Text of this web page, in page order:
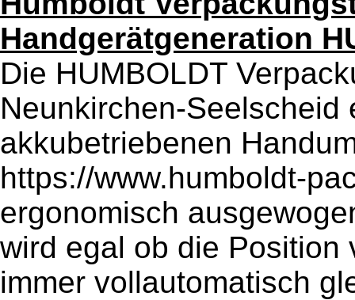
Handgerätgeneration
Die HUMBOLDT
Neunkirchen-Seelscheid
akkubetriebenen
https://www.humboldt-
ergonomisch
wird egal ob die Position
immer vollautomatisch